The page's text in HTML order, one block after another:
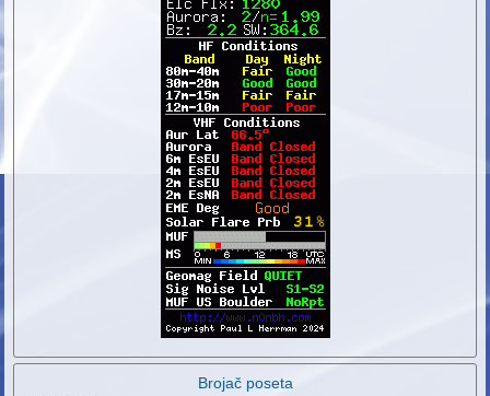
Brojač poseta